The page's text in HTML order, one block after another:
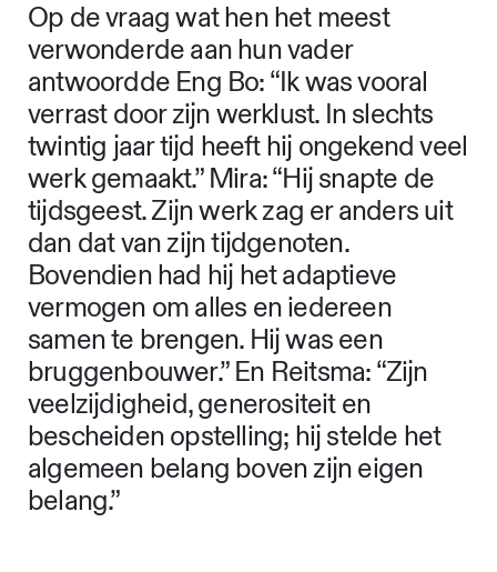
Op de vraag wat hen het meest
verwonderde aan hun vader
antwoordde Eng Bo: “Ik was vooral
verrast door zijn werklust. In slechts
twintig jaar tijd heeft hij ongekend veel
werk gemaakt.” Mira: “Hij snapte de
tijdsgeest. Zijn werk zag er anders uit
dan dat van zijn tijdgenoten.
Bovendien had hij het adaptieve
vermogen om alles en iedereen
samen te brengen. Hij was een
bruggenbouwer.” En Reitsma: “Zijn
veelzijdigheid, generositeit en
bescheiden opstelling; hij stelde het
algemeen belang boven zijn eigen
belang.”